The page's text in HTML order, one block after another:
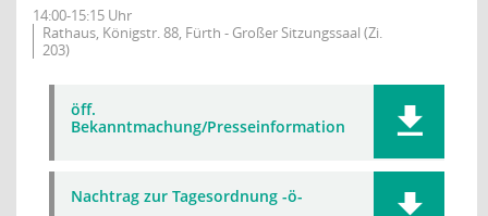
14:00-15:15 Uhr
Rathaus, Königstr. 88, Fürth - Großer Sitzungssaal (Zi.
203)
öff.
Bekanntmachung/Presseinformation
Nachtrag zur Tagesordnung -ö-